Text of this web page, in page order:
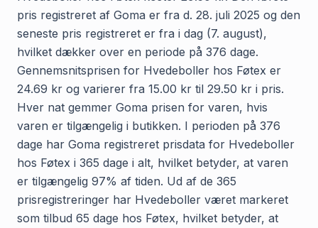
pris registreret af Goma er fra d. 28. juli 2025 og den
seneste pris registreret er fra i dag (7. august),
hvilket dækker over en periode på 376 dage.
Gennemsnitsprisen for Hvedeboller hos Føtex er
24.69 kr og varierer fra 15.00 kr til 29.50 kr i pris.
Hver nat gemmer Goma prisen for varen, hvis
varen er tilgængelig i butikken. I perioden på 376
dage har Goma registreret prisdata for Hvedeboller
hos Føtex i 365 dage i alt, hvilket betyder, at varen
er tilgængelig 97% af tiden. Ud af de 365
prisregistreringer har Hvedeboller været markeret
som tilbud 65 dage hos Føtex, hvilket betyder, at